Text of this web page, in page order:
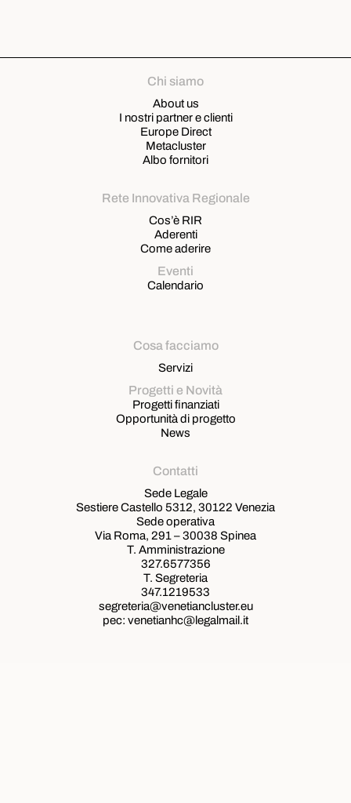
Chi siamo
About us
I nostri partner e clienti
Europe Direct
Metacluster
Albo fornitori
Rete Innovativa Regionale
Cos’è RIR
Aderenti
Come aderire
Eventi
Calendario
Cosa facciamo
Servizi
Progetti e Novità
Progetti finanziati
Opportunità di progetto
News
Contatti
Sede Legale
Sestiere Castello 5312, 30122 Venezia
Sede operativa
Via Roma, 291 – 30038 Spinea
T. Amministrazione
327.6577356
T. Segreteria
347.1219533
segreteria@venetiancluster.eu
pec:venetianhc@legalmail.it